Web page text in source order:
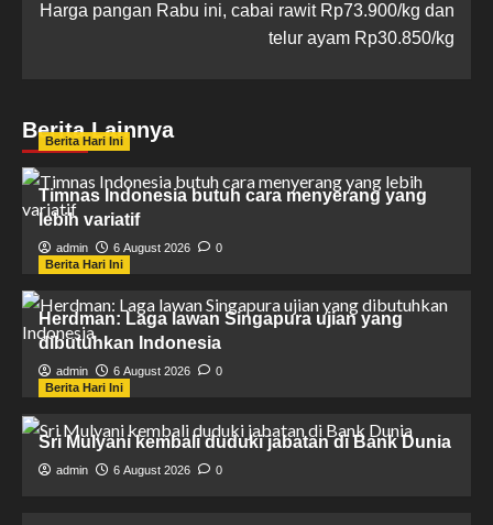
Harga pangan Rabu ini, cabai rawit Rp73.900/kg dan
telur ayam Rp30.850/kg
Berita Lainnya
Berita Hari Ini
Timnas Indonesia butuh cara menyerang yang
lebih variatif
admin 6 August 2026
0
Berita Hari Ini
Herdman: Laga lawan Singapura ujian yang
dibutuhkan Indonesia
admin 6 August 2026
0
Berita Hari Ini
Sri Mulyani kembali duduki jabatan di Bank Dunia
admin 6 August 2026 0